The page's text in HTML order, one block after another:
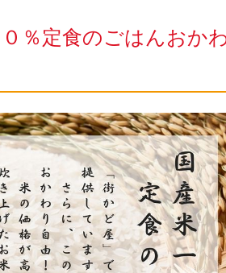
％定食のごはんおか